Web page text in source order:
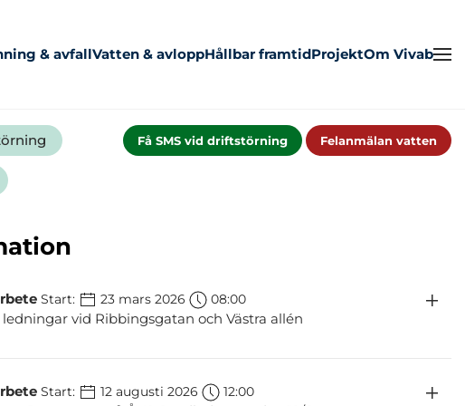
& avfallVatten & avloppHållbar framtidProjektOm Vivab
Få SMS vid driftstörning Felanmälan vatten
Start: 23 mars 2026 08:00
vid Ribbingsgatan och Västra allén
Start: 12 augusti 2026 12:00